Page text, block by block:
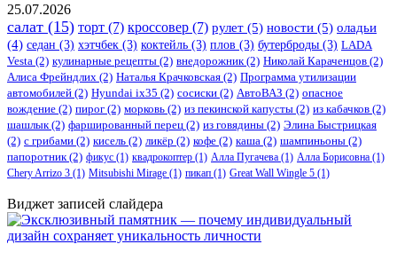
25.07.2026
салат (15) торт (7) кроссовер (7) рулет (5) новости (5) оладьи
(4) седан (3) хэтчбек (3) коктейль (3) плов (3) бутерброды (3) LADA
Vesta (2) кулинарные рецепты (2) внедорожник (2) Николай Караченцов (2)
Алиса Фрейндлих (2) Наталья Крачковская (2) Программа утилизации
автомобилей (2) ​Hyundai ix35 (2) сосиски (2) АвтоВАЗ (2) опасное
вождение (2) пирог (2) морковь (2) из пекинской капусты (2) из кабачков (2)
шашлык (2) фаршированный перец (2) из говядины (2) Элина Быстрицкая
(2) с грибами (2) кисель (2) ликёр (2) кофе (2) каша (2) шампиньоны (2)
папоротник (2) фикус (1) квадрокоптер (1) Алла Пугачева (1) Алла Борисовна (1)
Chery Arrizo 3 (1) Mitsubishi Mirage (1) пикап (1) Great Wall Wingle 5 (1)
Виджет записей слайдера